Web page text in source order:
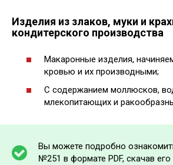
Изделия из злаков, муки и
кондитерского производства
Макаронные изделия,
кровью и их производными;
С содержанием моллюсков,
млекопитающих и
Вы можете подробно
№251 в формате PDF, скачав его